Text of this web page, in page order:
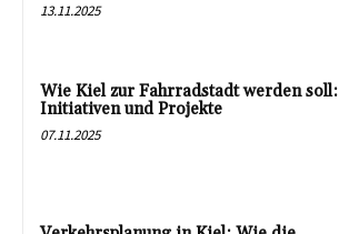
13.11.2025
Wie Kiel zur Fahrradstadt werden soll:
Initiativen und Projekte
07.11.2025